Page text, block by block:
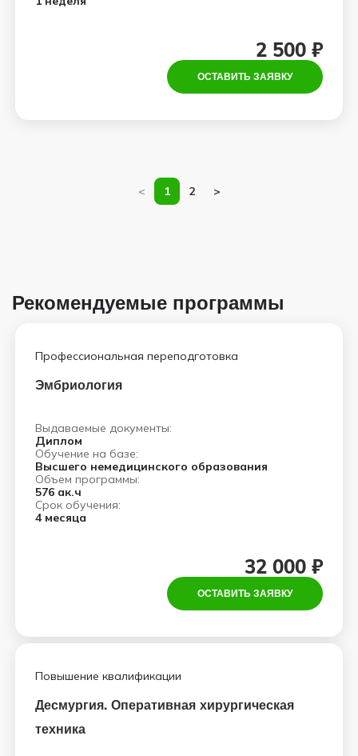
2 500 ₽
ОСТАВИТЬ ЗАЯВКУ
< 1 2 >
Рекомендуемые программы
Профессиональная переподготовка
Эмбриология
Выдаваемые документы:
Диплом
Обучение на базе:
Высшего немедицинского образования
Объем программы:
576 ак.ч
Срок обучения:
4 месяца
32 000 ₽
ОСТАВИТЬ ЗАЯВКУ
Повышение квалификации
Десмургия. Оперативная хирургическая
техника